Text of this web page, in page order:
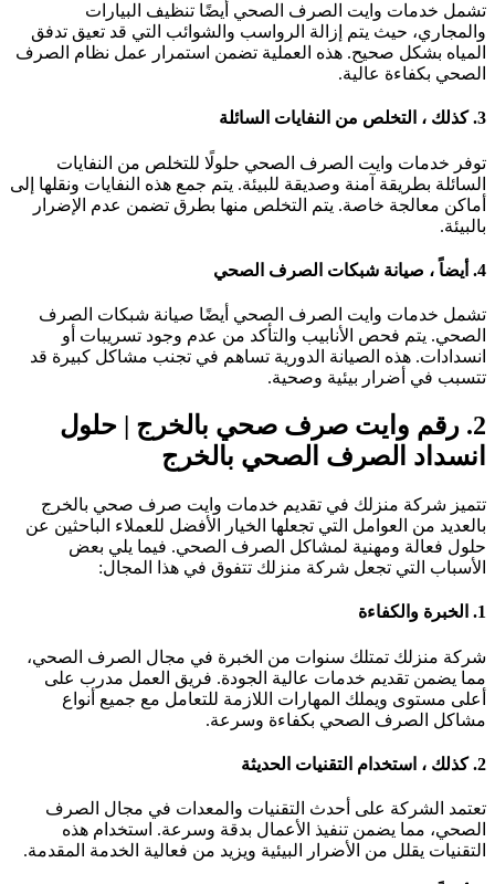
خدمات وايت الصرف الصحي أيضًا تنظيف البيارات
حيث يتم إزالة الرواسب والشوائب التي قد تعيق تدفق
بشكل صحيح. هذه العملية تضمن استمرار عمل نظام الصرف
بكفاءة عالية.
التخلص من النفايات السائلة
خدمات وايت الصرف الصحي حلولًا للتخلص من النفايات
بطريقة آمنة وصديقة للبيئة. يتم جمع هذه النفايات ونقلها إلى
معالجة خاصة. يتم التخلص منها بطرق تضمن عدم الإضرار
أيضاً، صيانة شبكات الصرف الصحي
خدمات وايت الصرف الصحي أيضًا صيانة شبكات الصرف
يتم فحص الأنابيب والتأكد من عدم وجود تسريبات أو
هذه الصيانة الدورية تساهم في تجنب مشاكل كبيرة قد
في أضرار بيئية وصحية.
رقم وايت صرف صحي بالخرج| حلول
الصرف الصحي بالخرج
شركة منزلك في تقديم خدمات وايت صرف صحي بالخرج
من العوامل التي تجعلها الخيار الأفضل للعملاء الباحثين عن
فعالة ومهنية لمشاكل الصرف الصحي. فيما يلي بعض
التي تجعل شركة منزلك تتفوق في هذا المجال:
الخبرة والكفاءة
منزلك تمتلك سنوات من الخبرة في مجال الصرف الصحي،
يضمن تقديم خدمات عالية الجودة. فريق العمل مدرب على
مستوى ويملك المهارات اللازمة للتعامل مع جميع أنواع
الصرف الصحي بكفاءة وسرعة.
كذلك ، استخدام التقنيات الحديثة
الشركة على أحدث التقنيات والمعدات في مجال الصرف
مما يضمن تنفيذ الأعمال بدقة وسرعة. استخدام هذه
يقلل من الأضرار البيئية ويزيد من فعالية الخدمة المقدمة.